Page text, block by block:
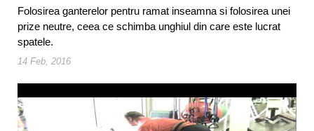
Folosirea ganterelor pentru ramat inseamna si folosirea unei
prize neutre, ceea ce schimba unghiul din care este lucrat
spatele.
14 Feb, 2016